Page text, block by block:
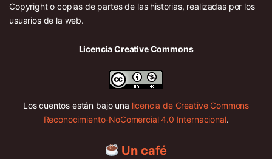
Copyright o copias de partes de las historias, realizadas por los
usuarios de la web.
Licencia Creative Commons
Los cuentos están bajo una licencia de Creative Commons
Reconocimiento-NoComercial 4.0 Internacional.
Un café